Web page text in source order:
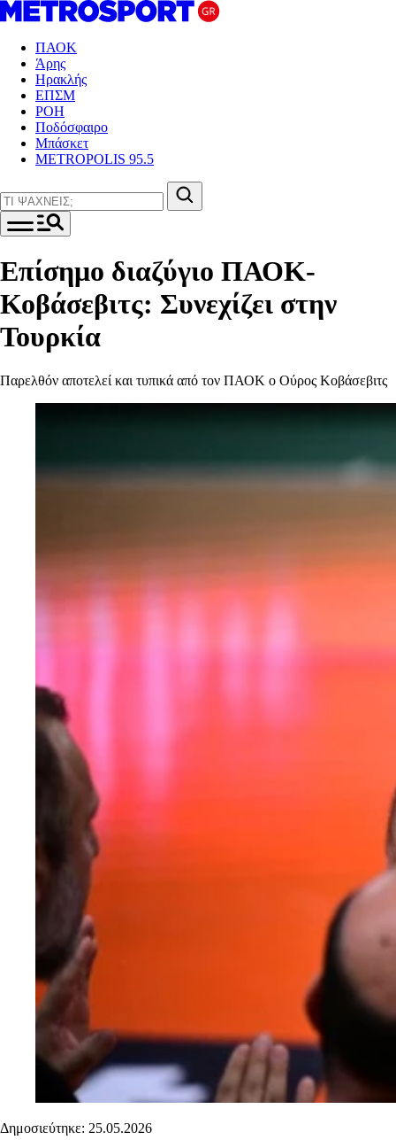
ΠΑΟΚ
Άρης
Ηρακλής
ΕΠΣΜ
ΡΟΗ
Ποδόσφαιρο
Μπάσκετ
METROPOLIS 95.5
Επίσημο διαζύγιο ΠΑΟΚ-
Κοβάσεβιτς: Συνεχίζει στην
Τουρκία
Παρελθόν αποτελεί και τυπικά από τον ΠΑΟΚ ο Ούρος Κοβάσεβιτς
Δημοσιεύτηκε: 25.05.2026